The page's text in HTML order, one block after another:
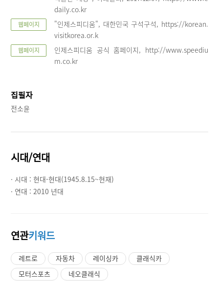
daily.co.kr
웹페이지
"인제스피디움", 대한민국 구석구석, https://korean.
visitkorea.or.k
웹페이지
인제스피디움 공식 홈페이지, http://www.speediu
m.co.kr
집필자
전소윤
시대/연대
· 시대 :현대-현대(1945.8.15~현재)
· 연대 :2010 년대
연관키워드
레트로 자동차 레이싱카
클래식카
모터스포츠
네오클래식